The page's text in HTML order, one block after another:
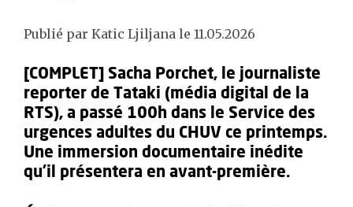
Publié par Katic Ljiljana le 11.05.2026
[COMPLET] Sacha Porchet, le journaliste
reporter de Tataki (média digital de la
RTS), a passé 100h dans le Service des
urgences adultes du CHUV ce printemps.
Une immersion documentaire inédite
qu’il présentera en avant-première.